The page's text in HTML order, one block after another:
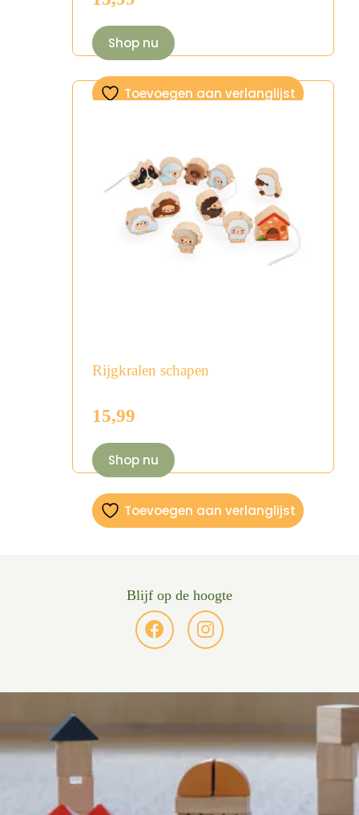
Shop nu
Toevoegen aan verlanglijst
Rijgkralen schapen
15,99
Shop nu
Toevoegen aan verlanglijst
Blijf op de hoogte